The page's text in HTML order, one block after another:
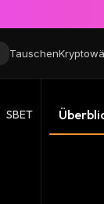
Tauschen
SBET